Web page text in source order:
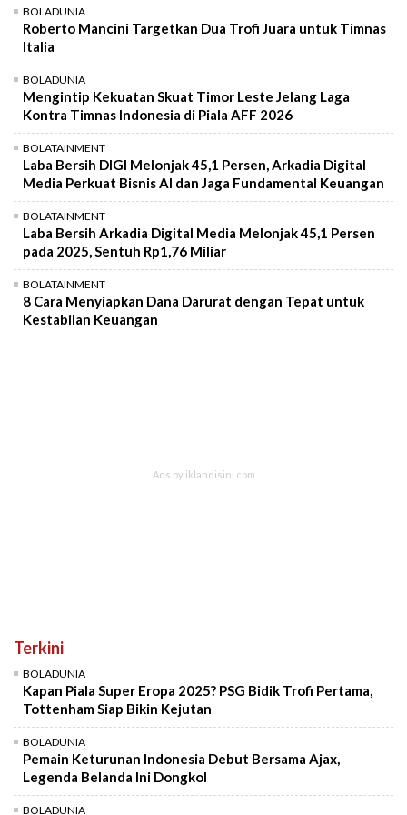
BOLADUNIA
Roberto Mancini Targetkan Dua Trofi Juara untuk Timnas
Italia
BOLADUNIA
Mengintip Kekuatan Skuat Timor Leste Jelang Laga
Kontra Timnas Indonesia di Piala AFF 2026
BOLATAINMENT
Laba Bersih DIGI Melonjak 45,1 Persen, Arkadia Digital
Media Perkuat Bisnis AI dan Jaga Fundamental Keuangan
BOLATAINMENT
Laba Bersih Arkadia Digital Media Melonjak 45,1 Persen
pada 2025, Sentuh Rp1,76 Miliar
BOLATAINMENT
8 Cara Menyiapkan Dana Darurat dengan Tepat untuk
Kestabilan Keuangan
Terkini
BOLADUNIA
Kapan Piala Super Eropa 2025? PSG Bidik Trofi Pertama,
Tottenham Siap Bikin Kejutan
BOLADUNIA
Pemain Keturunan Indonesia Debut Bersama Ajax,
Legenda Belanda Ini Dongkol
BOLADUNIA